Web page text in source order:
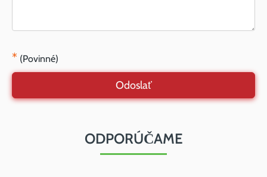
* (Povinné)
Odoslať
ODPORÚČAME